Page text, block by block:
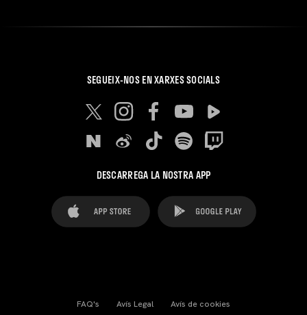
SEGUEIX-NOS EN XARXES SOCIALS
DESCARREGA LA NOSTRA APP
FAQ's Avís Legal Avís de cookies